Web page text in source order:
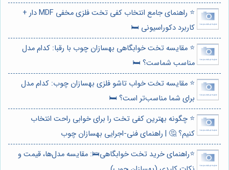
⭐️ راهنمای جامع انتخاب کفی تخت فلزی مخفی MDF دار +
کاربرد دکوراسیونی 🛏️
⭐️ مقایسه تخت خوابگاهی بهسازان چوب با رقبا: کدام مدل
مناسب شماست؟ 🛏️
⭐️ مقایسه تخت خواب تاشو فلزی بهسازان چوب: کدام مدل
برای شما مناسب‌تر است؟ 🛏️
⭐️ چگونه بهترین کفی تخت را برای خوابی راحت انتخاب
کنیم؟ 🤔 | راهنمای فنی-اجرایی بهسازان چوب
⭐️راهنمای خرید تخت خوابگاهی🛌: مقایسه مدل‌ها، قیمت و